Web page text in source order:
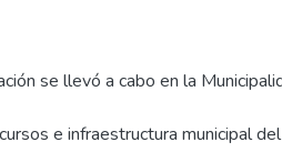
se llevó a cabo en la
e infraestructura municipal